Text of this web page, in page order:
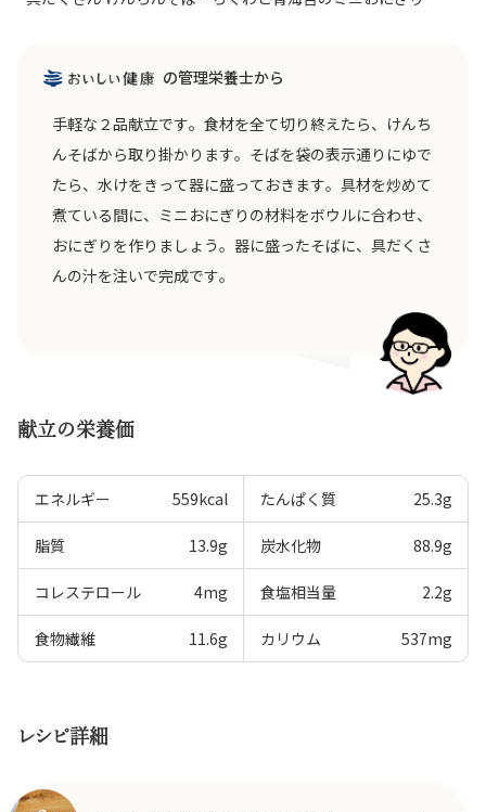
の管理栄養士から
手軽な２品献立です。食材を全て切り終えたら、けんち
んそばから取り掛かります。そばを袋の表示通りにゆで
たら、水けをきって器に盛っておきます。具材を炒めて
煮ている間に、ミニおにぎりの材料をボウルに合わせ、
おにぎりを作りましょう。器に盛ったそばに、具だくさ
んの汁を注いで完成です。
献立の栄養価
エネルギー 559kcal たんぱく質 25.3g
脂質 13.9g 炭水化物 88.9g
コレステロール 4mg 食塩相当量 2.2g
食物繊維 11.6g カリウム 537mg
レシピ詳細